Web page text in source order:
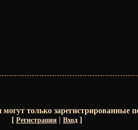
только зарегистрированные
[ Регистрация | Вход ]